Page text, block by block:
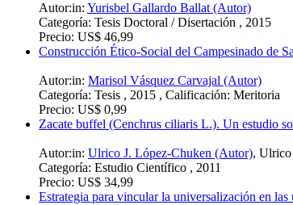
Autor:in: Yurisbel Gallardo Ballat (Autor)
Categoría: Tesis Doctoral / Disertación , 2015
Precio: US$ 46,99
Construcción Ético-Social del Campesinado de
Autor:in: Marisol Vásquez Carvajal (Autor)
Categoría: Tesis , 2015 , Calificación: Meritoria
Precio: US$ 0,99
Zacate buffel (Cenchrus ciliaris L.). Un estudio
Autor:in: Ulrico J. López-Chuken (Autor), Ulrico
Categoría: Estudio Científico , 2011
Precio: US$ 34,99
Estrategia para vincular la universalización en